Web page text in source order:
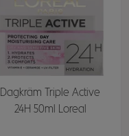
Dagkräm Triple Active
24H 50ml Loreal